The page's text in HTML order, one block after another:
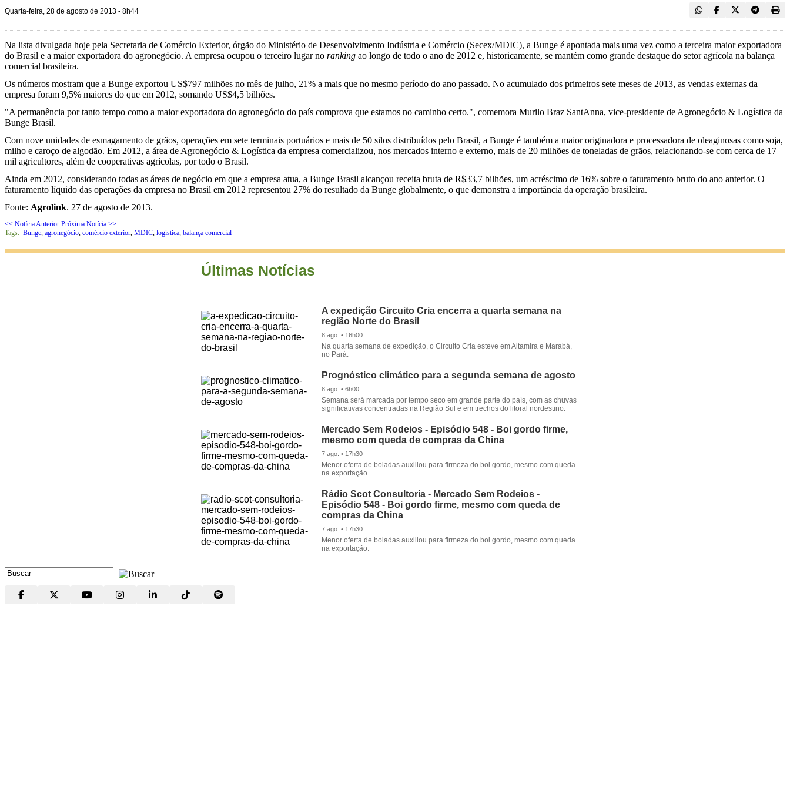
Quarta-feira, 28 de agosto de 2013 - 8h44
Na lista divulgada hoje pela Secretaria de Comércio Exterior, órgão do Ministério de Desenvolvimento Indústria e Comércio (Secex/MDIC), a Bunge é apontada mais uma vez como a terceira maior exportadora
do Brasil e a maior exportadora do agronegócio. A empresa ocupou o terceiro lugar no ranking ao longo de todo o ano de 2012 e, historicamente, se mantém como grande destaque do setor agrícola na balança
comercial brasileira.
Os números mostram que a Bunge exportou US$797 milhões no mês de julho, 21% a mais que no mesmo período do ano passado. No acumulado dos primeiros sete meses de 2013, as vendas externas da
empresa foram 9,5% maiores do que em 2012, somando US$4,5 bilhões.
"A permanência por tanto tempo como a maior exportadora do agronegócio do país comprova que estamos no caminho certo.", comemora Murilo Braz SantAnna, vice-presidente de Agronegócio & Logística da
Bunge Brasil.
Com nove unidades de esmagamento de grãos, operações em sete terminais portuários e mais de 50 silos distribuídos pelo Brasil, a Bunge é também a maior originadora e processadora de oleaginosas como soja,
milho e caroço de algodão. Em 2012, a área de Agronegócio & Logística da empresa comercializou, nos mercados interno e externo, mais de 20 milhões de toneladas de grãos, relacionando-se com cerca de 17
mil agricultores, além de cooperativas agrícolas, por todo o Brasil.
Ainda em 2012, considerando todas as áreas de negócio em que a empresa atua, a Bunge Brasil alcançou receita bruta de R$33,7 bilhões, um acréscimo de 16% sobre o faturamento bruto do ano anterior. O
faturamento líquido das operações da empresa no Brasil em 2012 representou 27% do resultado da Bunge globalmente, o que demonstra a importância da operação brasileira.
Fonte: Agrolink. 27 de agosto de 2013.
<< Notícia Anterior Próxima Notícia >>
Tags: Bunge, agronegócio, comércio exterior, MDIC, logística, balança comercial
Últimas Notícias
A expedição Circuito Cria encerra a quarta semana na
região Norte do Brasil
8 ago. • 16h00
Na quarta semana de expedição, o Circuito Cria esteve em Altamira e Marabá,
no Pará.
Prognóstico climático para a segunda semana de agosto
8 ago. • 6h00
Semana será marcada por tempo seco em grande parte do país, com as chuvas
significativas concentradas na Região Sul e em trechos do litoral nordestino.
Mercado Sem Rodeios - Episódio 548 - Boi gordo firme,
mesmo com queda de compras da China
7 ago. • 17h30
Menor oferta de boiadas auxiliou para firmeza do boi gordo, mesmo com queda
na exportação.
Rádio Scot Consultoria - Mercado Sem Rodeios -
Episódio 548 - Boi gordo firme, mesmo com queda de
compras da China
7 ago. • 17h30
Menor oferta de boiadas auxiliou para firmeza do boi gordo, mesmo com queda
na exportação.